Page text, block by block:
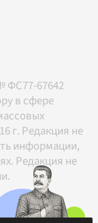
ФС77-67642
в сфере
г. Редакция не
информации,
Редакция не